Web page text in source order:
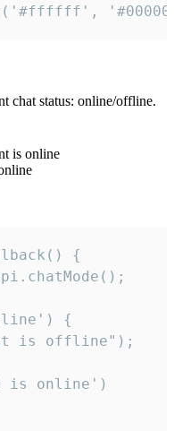
chat status: online/offline.
is online
{
{
is offline");
is online')